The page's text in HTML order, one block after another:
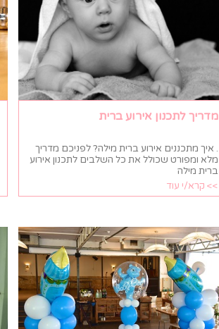
מדריך לתכנון אירוע ברית
. איך מתכננים אירוע ברית מילה? לפניכם מדריך
מלא ומפורט שכולל את כל השלבים לתכנון אירוע
ברית מילה
>> קרא/י עוד